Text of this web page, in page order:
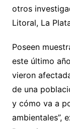
otros
Litoral, La
Poseen
este último
vieron
de una
y cómo va a
ambientales”,